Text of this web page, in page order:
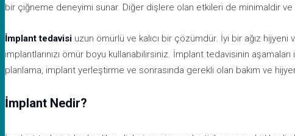
bir çiğneme deneyimi sunar. Diğer dişlere olan etkileri de minimaldir ve
İmplant tedavisi uzun ömürlü ve kalıcı bir çözümdür. İyi bir ağız
implantlarınızı ömür boyu kullanabilirsiniz. İmplant tedavisinin
planlama, implant yerleştirme ve sonrasında gerekli olan bakım ve
İmplant Nedir?